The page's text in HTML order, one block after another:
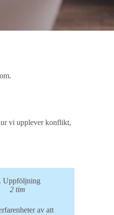
vi upplever konflikt,
Uppföljning
2 tim
av att